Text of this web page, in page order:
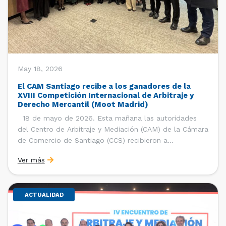
May 18, 2026
El CAM Santiago recibe a los ganadores de la
XVIII Competición Internacional de Arbitraje y
Derecho Mercantil (Moot Madrid)
18 de mayo de 2026. Esta mañana las autoridades
del Centro de Arbitraje y Mediación (CAM) de la Cámara
de Comercio de Santiago (CCS) recibieron a
Facultad de Derecho de la Universidad de Chile que se
consagró como ganador de la […]
Ver más
ACTUALIDAD